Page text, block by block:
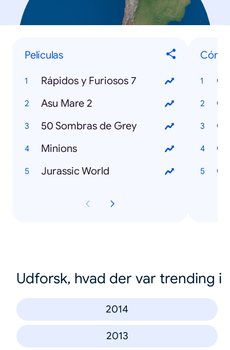
Películas
Rápidos y Furiosos 7
Asu Mare 2
50 Sombras de Grey
Minions
Jurassic World
Udforsk, hvad der var trending i
2014
2013